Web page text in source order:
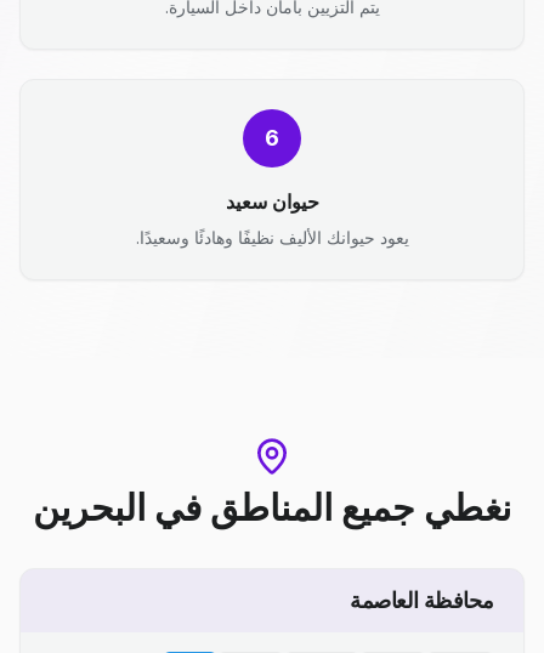
يتم التزيين بأمان داخل السيارة.
6
حيوان سعيد
يعود حيوانك الأليف نظيفًا وهادئًا وسعيدًا.
نغطي جميع المناطق في البحرين
محافظة العاصمة